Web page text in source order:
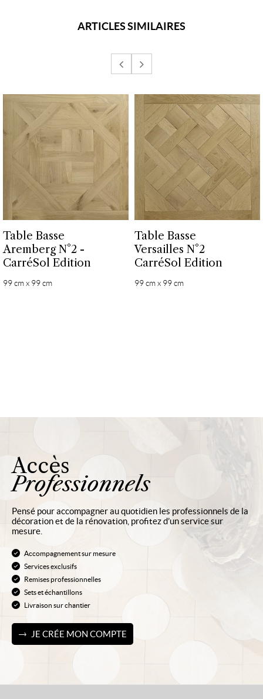
ARTICLES SIMILAIRES
Table Basse
Aremberg N°2 -
CarréSol Edition
99 cm x 99 cm
Table Basse
Versailles N°2
CarréSol Edition
99 cm x 99 cm
Accès
Professionnels
Pensé pour accompagner au quotidien les professionnels de la
décoration et de la rénovation, profitez d’un service sur
mesure.
Accompagnement sur mesure
Services exclusifs
Remises professionnelles
Sets et échantillons
Livraison sur chantier
JE CRÉE MON COMPTE